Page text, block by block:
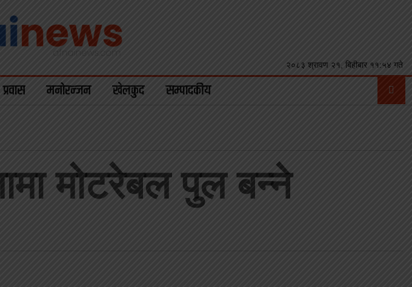
२०८३ श्रावण २१, बिहीबार ११:५४ गते
प्रवास मनोरन्जन खेलकुद सम्पादकीय
मोटरेबल पुल बन्ने